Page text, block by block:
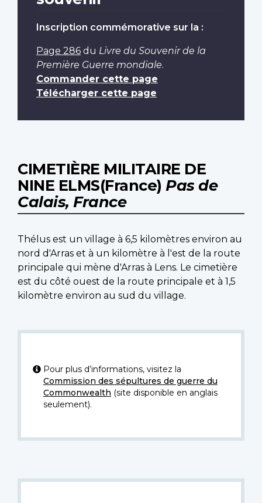
Inscription commémorative sur la :
Page 286 du Livre du Souvenir de la
Première Guerre mondiale.
Commander cette page
Télécharger cette page
CIMETIÈRE MILITAIRE DE
NINE ELMS(France) Pas de
Calais, France
Thélus est un village à 6,5 kilomètres environ au
nord d'Arras et à un kilomètre à l'est de la route
principale qui mène d'Arras à Lens. Le cimetière
est du côté ouest de la route principale et à 1,5
kilomètre environ au sud du village.
Pour plus d’informations, visitez la
Commission des sépultures de guerre du
Commonwealth (site disponible en anglais
seulement).